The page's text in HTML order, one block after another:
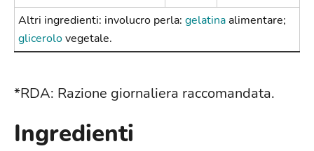
Altri ingredienti: involucro perla: gelatinaalimentare;
glicerolovegetale.
*RDA: Razione giornaliera raccomandata.
Ingredienti